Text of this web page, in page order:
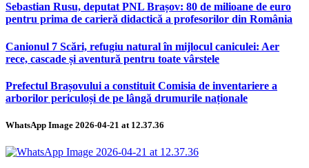
Sebastian Rusu, deputat PNL Brașov: 80 de milioane de euro
pentru prima de carieră didactică a profesorilor din România
Canionul 7 Scări, refugiu natural în mijlocul caniculei: Aer
rece, cascade și aventură pentru toate vârstele
Prefectul Brașovului a constituit Comisia de inventariere a
arborilor periculoși de pe lângă drumurile naționale
WhatsApp Image 2026-04-21 at 12.37.36